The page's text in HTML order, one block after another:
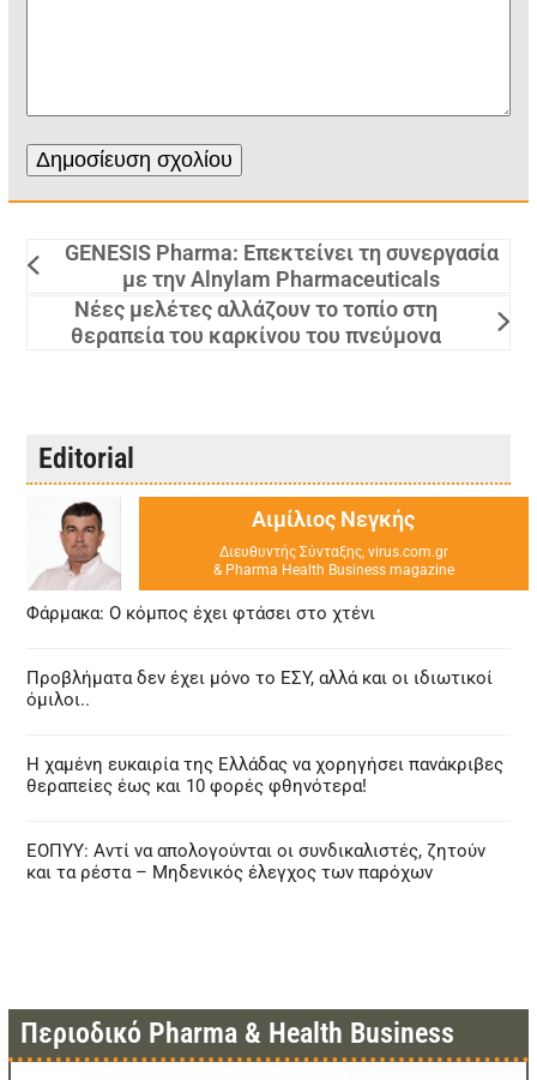
GENESIS Pharma: Επεκτείνει τη συνεργασία
με την Alnylam Pharmaceuticals
Νέες μελέτες αλλάζουν το τοπίο στη
θεραπεία του καρκίνου του πνεύμονα
Editorial
Αιμίλιος Νεγκής
Διευθυντής Σύνταξης, virus.com.gr
& Pharma Health Business magazine
Φάρμακα: Ο κόμπος έχει φτάσει στο χτένι
Προβλήματα δεν έχει μόνο το ΕΣΥ, αλλά και οι ιδιωτικοί
όμιλοι..
Η χαμένη ευκαιρία της Ελλάδας να χορηγήσει πανάκριβες
θεραπείες έως και 10 φορές φθηνότερα!
ΕΟΠΥΥ: Αντί να απολογούνται οι συνδικαλιστές, ζητούν
και τα ρέστα – Μηδενικός έλεγχος των παρόχων
Περιοδικό Pharma & Health Business